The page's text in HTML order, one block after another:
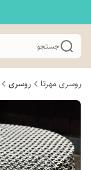
جستجو
روسری مهرتا روسری